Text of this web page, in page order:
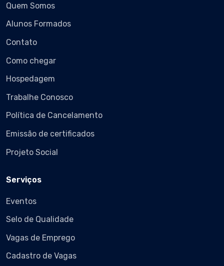
Quem Somos
Alunos Formados
Contato
Como chegar
Hospedagem
Trabalhe Conosco
Política de Cancelamento
Emissão de certificados
Projeto Social
Serviços
Eventos
Selo de Qualidade
Vagas de Emprego
Cadastro de Vagas